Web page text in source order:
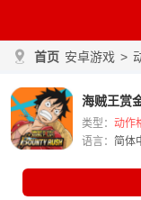
首页 安卓游戏 >
海贼王赏
类型： 动作
语言： 简体